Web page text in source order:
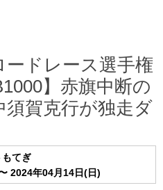
ードレース選手権
】赤旗中断の
賀克行が独走ダ
もてぎ
2024年04月14日(日)